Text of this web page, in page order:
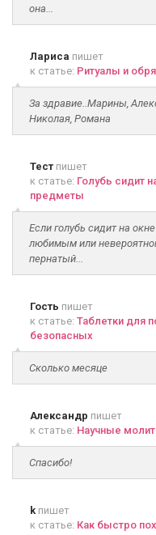
она...
Лариса пишет
к статье: Ритуалы и
За здравие..Марины,
Николая, Романа
Тест пишет
к статье: Голубь сидит
предметы
Если голубь сидит на
любимым или
пернатый...
Гость пишет
к статье: Таблетки для
безопасных
Сколько месяце
Александр пишет
к статье: Научные
Спасибо!
k пишет
к статье: Как быстро